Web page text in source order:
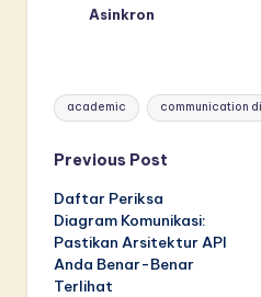
Asinkron
Tags:
academic communication
Post
navigation
Previous Post
Daftar Periksa
Diagram Komunikasi:
Pastikan Arsitektur API
Anda Benar-Benar
Terlihat